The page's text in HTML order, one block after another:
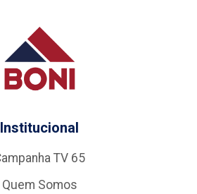
Institucional
TV 65
Quem Somos